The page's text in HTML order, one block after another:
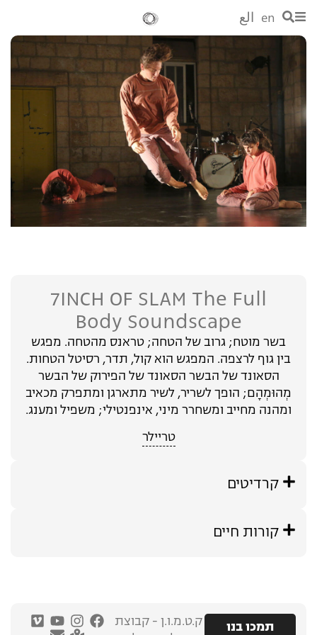
en الع
7INCH OF SLAM The Full
Body Soundscape
בשר מוטח; גרוב של הטחה; טראנס מהטחה. מפגש
בין גוף לרצפה. המפגש הוא קול, תדר, רסיטל הטחות.
הסאונד של הבשר הסאונד של הפירוק של הבשר
מְהוּמְהָם; הופך לשריר, לשיר מתארגן ומתפרק מכאיב
ומהנה מחייב ומשחרר מיני, אינפנטילי; משפיל ומענג.
טריילר
קרדיטים
קורות חיים
תמכו בנו
ק.ט.מ.ו.ן - קבוצת